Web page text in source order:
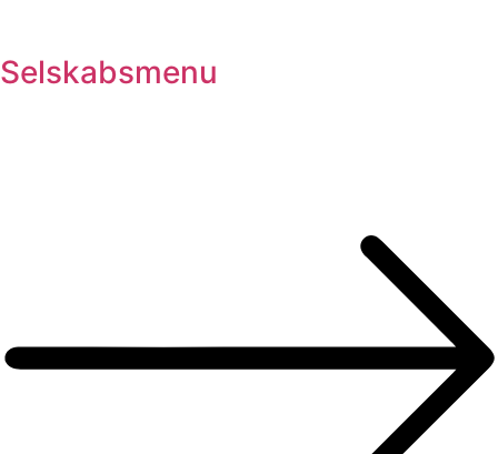
Selskabsmenu